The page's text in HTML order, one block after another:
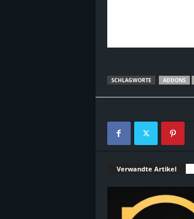
SCHLAGWORTE ADDONS
Verwandte Artikel